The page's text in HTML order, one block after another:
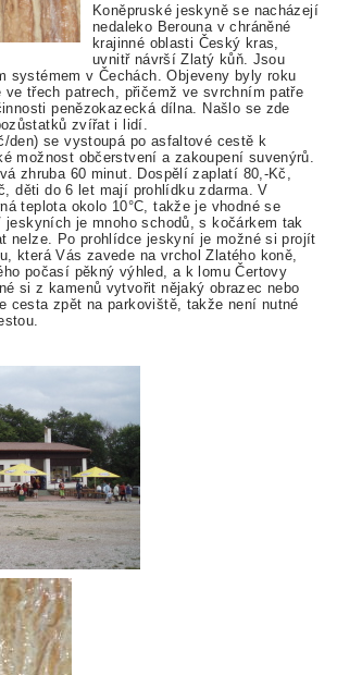
Koněpruské jeskyně se nacházejí
nedaleko Berouna v chráněné
krajinné oblasti Český kras,
uvnitř návrší Zlatý kůň. Jsou
systémem v Čechách. Objeveny byly roku
ve třech patrech, přičemž ve svrchním patře
penězokazecká dílna. Našlo se zde
zvířat i lidí.
den) se vystoupá po asfaltové cestě k
možnost občerstvení a zakoupení suvenýrů.
zhruba 60 minut. Dospělí zaplatí 80,-Kč,
děti do 6 let mají prohlídku zdarma. V
teplota okolo 10°C, takže je vhodné se
jeskyních je mnoho schodů, s kočárkem tak
nelze. Po prohlídce jeskyní je možné si projít
která Vás zavede na vrchol Zlatého koně,
počasí pěkný výhled, a k lomu Čertovy
si z kamenů vytvořit nějaký obrazec nebo
cesta zpět na parkoviště, takže není nutné